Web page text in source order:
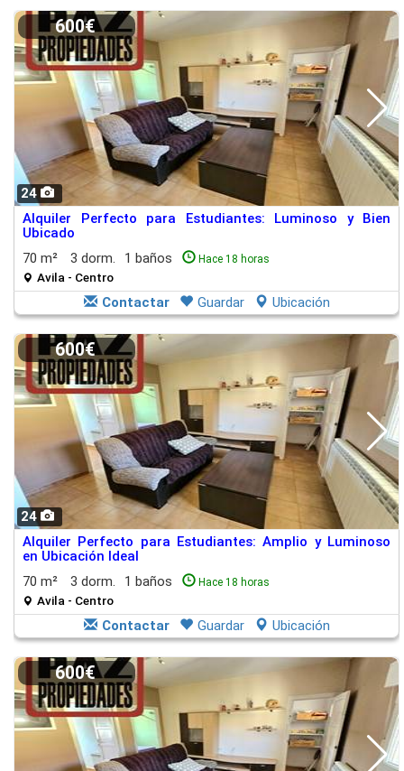
24
600€
Alquiler Perfecto para Estudiantes: Luminoso y Bien
Ubicado
70 m²
3 dorm. 1 baños Hace 18 horas
Avila - Centro
Contactar Guardar Ubicación
24
600€
Alquiler Perfecto para Estudiantes: Amplio y Luminoso
en Ubicación Ideal
70 m²
3 dorm. 1 baños Hace 18 horas
Avila - Centro
Contactar Guardar Ubicación
600€